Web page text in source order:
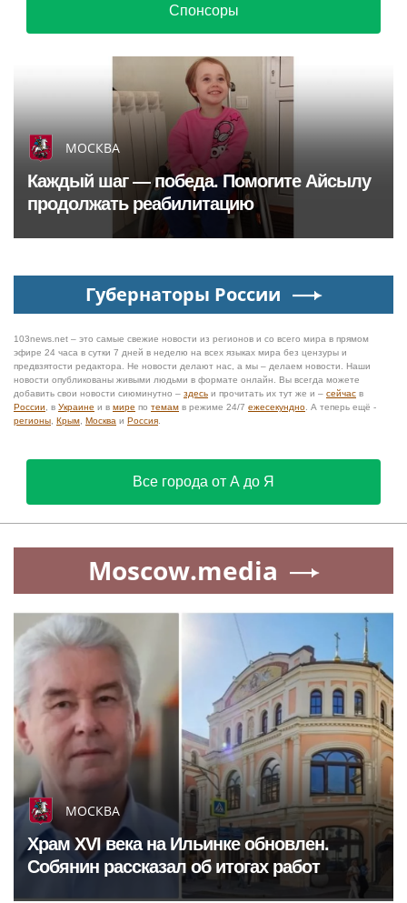
Спонсоры
МОСКВА
Каждый шаг — победа. Помогите Айсылу
продолжать реабилитацию
Губернаторы России
103news.net – это самые свежие новости из регионов и со всего мира в прямом
эфире 24 часа в сутки 7 дней в неделю на всех языках мира без цензуры и
предвзятости редактора. Не новости делают нас, а мы – делаем новости. Наши
новости опубликованы живыми людьми в формате онлайн. Вы всегда можете
добавить свои новости сиюминутно – здесь и прочитать их тут же и – сейчас в
России , в Украине и в мире по темам в режиме 24/7 ежесекундно . А теперь ещё -
регионы Крым Москва и Россия
Все города от А до Я
Moscow.media
МОСКВА
Храм XVI века на Ильинке обновлен.
Собянин рассказал об итогах работ